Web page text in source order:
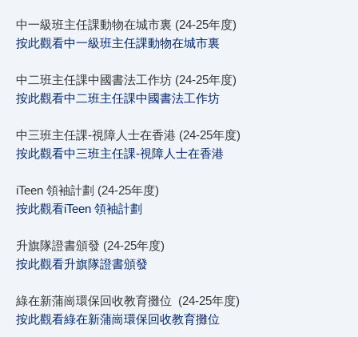
中一級班主任課動物在城市裏 (24-25年度)
按此觀看中一級班主任課動物在城市裏
中二班主任課中國書法工作坊 (24-25年度)
按此觀看中二班主任課中國書法工作坊
中三班主任課-視障人士在香港 (24-25年度)
按此觀看中三班主任課-視障人士在香港
iTeen 領袖計劃 (24-25年度)
按此觀看iTeen 領袖計劃
升旗隊證書頒發 (24-25年度)
按此觀看升旗隊證書頒發
綠在新蒲崗環保回收教育攤位 (24-25年度)
按此觀看綠在新蒲崗環保回收教育攤位